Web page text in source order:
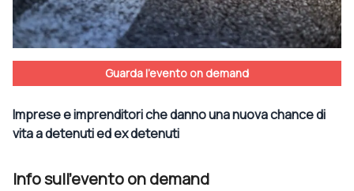
Guarda l'evento on demand
Imprese e imprenditori che danno una nuova chance di
vita a detenuti ed ex detenuti
Info sull'evento on demand